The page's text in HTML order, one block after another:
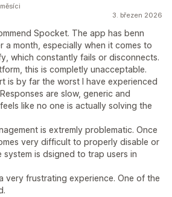
3. březen 2026
Spocket. The app has benn
a month, especially when it comes to
which constantly fails or disconnects.
this is completly unacceptable.
is by far the worst I have experienced
are slow, generic and
like no one is actually solving the
is extremly problematic. Once
very difficult to properly disable or
system is dsigned to trap users in
very frustrating experience. One of the